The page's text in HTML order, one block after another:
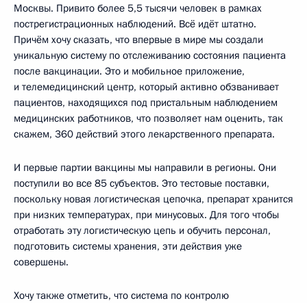
Москвы. Привито более 5,5 тысячи человек в рамках
пострегистрационных наблюдений. Всё идёт штатно.
Причём хочу сказать, что впервые в мире мы создали
уникальную систему по отслеживанию состояния пациента
после вакцинации. Это и мобильное приложение,
и телемедицинский центр, который активно обзванивает
пациентов, находящихся под пристальным наблюдением
медицинских работников, что позволяет нам оценить, так
скажем, 360 действий этого лекарственного препарата.
И первые партии вакцины мы направили в регионы. Они
поступили во все 85 субъектов. Это тестовые поставки,
поскольку новая логистическая цепочка, препарат хранится
при низких температурах, при минусовых. Для того чтобы
отработать эту логистическую цепь и обучить персонал,
подготовить системы хранения, эти действия уже
совершены.
Хочу также отметить, что система по контролю